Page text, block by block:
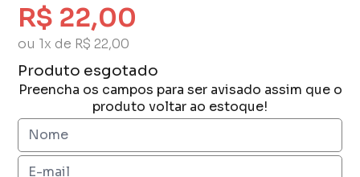
R$ 22,00
ou 1x de R$ 22,00
Produto esgotado
Preencha os campos para ser avisado assim que o
produto voltar ao estoque!